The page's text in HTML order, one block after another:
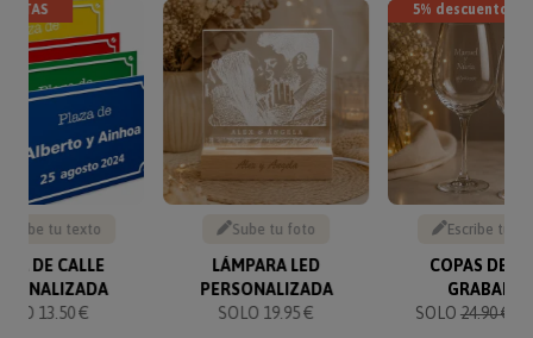
tu texto
DE CALLE
13.50 €
Sube tu foto
LÁMPARA LED
PERSONALIZADA
SOLO 19.95 €
5% descuento
Escribe tu
COPAS DE
SOLO24.90 €